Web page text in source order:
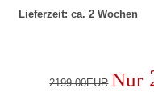
Lieferzeit: ca. 2 Wochen
2199.00EUR Nur